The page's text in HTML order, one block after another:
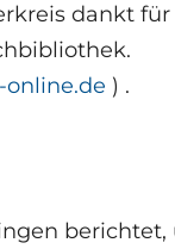
dankt für
online.de ) .
berichtet,